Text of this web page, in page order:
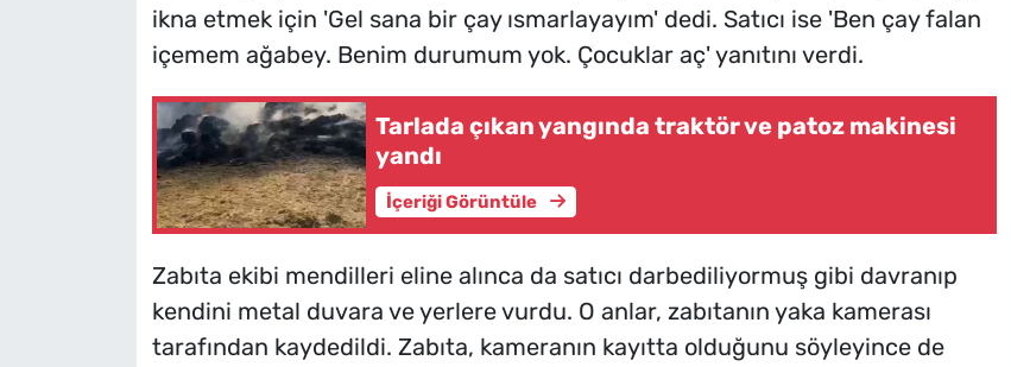
ikna etmek için 'Gel sana bir çay ısmarlayayım' dedi. Satıcı ise 'Ben çay falan
içemem ağabey. Benim durumum yok. Çocuklar aç' yanıtını verdi.
Tarlada çıkan yangında traktör ve patoz makinesi
yandı
İçeriği Görüntüle
Zabıta ekibi mendilleri eline alınca da satıcı darbediliyormuş gibi davranıp
kendini metal duvara ve yerlere vurdu. O anlar, zabıtanın yaka kamerası
tarafından kaydedildi. Zabıta, kameranın kayıtta olduğunu söyleyince de